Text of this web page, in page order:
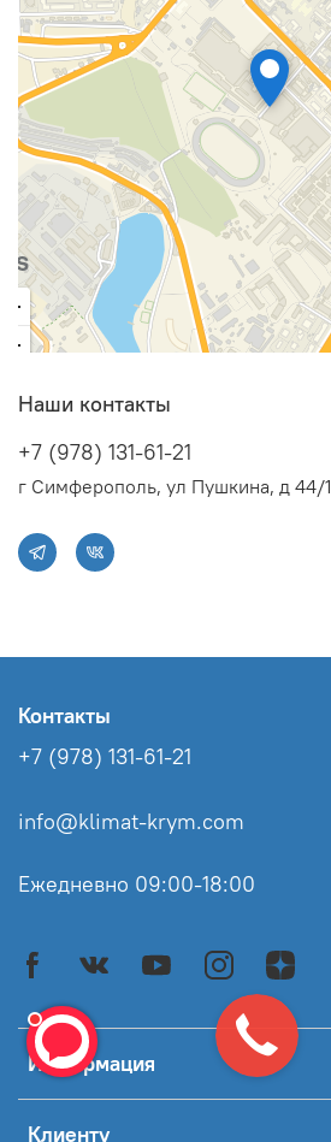
Наши контакты
+7 (978) 131-61-21
г Симферополь, ул Пушкина, д 44/1
Информация
Клиенту
Контакты
+7 (978) 131-61-21
info@klimat-krym.com
Ежедневно 09:00-18:00